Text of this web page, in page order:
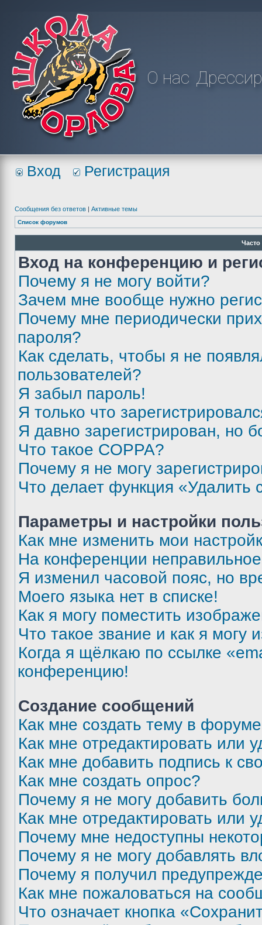
О нас
Вход Регистрация
Сообщения без ответов | Активные темы
Список форумов
Вход на конференцию и
Почему я не могу войти?
Зачем мне вообще нужно
Почему мне периодически
пароля?
Как сделать, чтобы я не
пользователей?
Я забыл пароль!
Я только что
Я давно зарегистрирован, но
Что такое COPPA?
Почему я не могу
Что делает функция «Удалить
Параметры и настройки
Как мне изменить мои
На конференции
Я изменил часовой пояс, но
Моего языка нет в списке!
Как я могу поместить
Что такое звание и как я могу
Когда я щёлкаю по ссылке
конференцию!
Создание сообщений
Как мне создать тему в
Как мне отредактировать или
Как мне добавить подпись к
Как мне создать опрос?
Почему я не могу добавить
Как мне отредактировать или
Почему мне недоступны
Почему я не могу добавлять
Почему я получил
Как мне пожаловаться на
Что означает кнопка